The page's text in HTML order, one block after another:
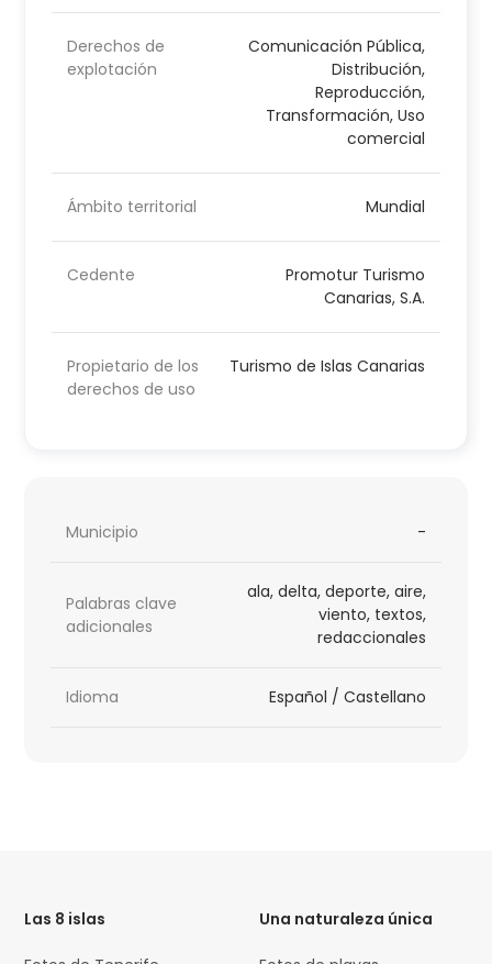
Derechos de
explotación
Comunicación Pública,
Distribución,
Reproducción,
Transformación, Uso
comercial
Ámbito territorial Mundial
Cedente
Promotur Turismo
Canarias, S.A.
Propietario de los
derechos de uso
Turismo de Islas Canarias
Municipio -
Palabras clave
adicionales
ala, delta, deporte, aire,
viento, textos,
redaccionales
Idioma Español / Castellano
Las 8 islas
Una naturaleza única